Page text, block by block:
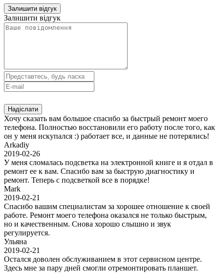
Залишити відгук
Залишити відгук
Хочу сказать вам большое спасибо за быстрый ремонт моего
телефона. Полностью восстановили его работу после того, как
он у меня искупался :) работает все, и данные не потерялись!
Arkadiy
2019-02-26
У меня сломалась подсветка на электронной книге и я отдал в
ремонт ее к вам. Спасибо вам за быструю диагностику и
ремонт. Теперь с подсветкой все в порядке!
Mark
2019-02-21
Спасибо вашим специалистам за хорошее отношение к своей
работе. Ремонт моего телефона оказался не только быстрым,
но и качественным. Снова хорошо слышно и звук
регулируется.
Ульяна
2019-02-21
Остался доволен обслуживанием в этот сервисном центре.
Здесь мне за пару дней смогли отремонтировать планшет.